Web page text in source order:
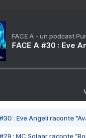
FACE A - un podcast
FACE A #30 : Eve
#30 : Eve Angeli raconte
#29 : MC Solaar raconte